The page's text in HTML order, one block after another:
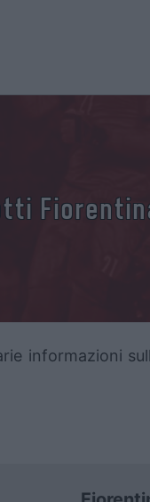
informazioni